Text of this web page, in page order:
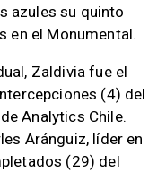
azules su quinto
en el Monumental.
Zaldivia fue el
(4) del
Analytics Chile.
Aránguiz, líder en
(29) del